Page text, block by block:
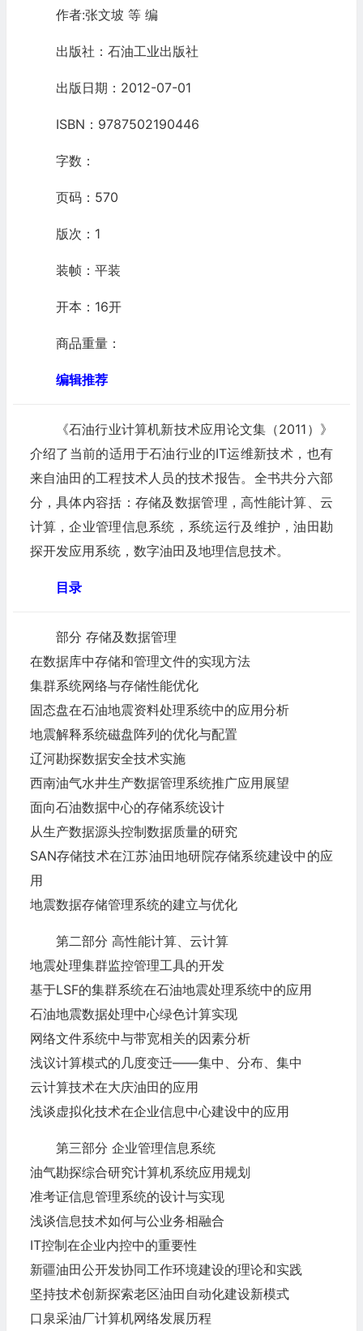
作者:张文坡 等 编
出版社：石油工业出版社
出版日期：2012-07-01
ISBN：9787502190446
字数：
页码：570
版次：1
装帧：平装
开本：16开
商品重量：
编辑推荐
《石油行业计算机新技术应用论文集（2011）》
介绍了当前的适用于石油行业的IT运维新技术，也有
来自油田的工程技术人员的技术报告。全书共分六部
分，具体内容括：存储及数据管理，高性能计算、云
计算，企业管理信息系统，系统运行及维护，油田勘
探开发应用系统，数字油田及地理信息技术。
目录
部分 存储及数据管理
在数据库中存储和管理文件的实现方法
集群系统网络与存储性能优化
固态盘在石油地震资料处理系统中的应用分析
地震解释系统磁盘阵列的优化与配置
辽河勘探数据安全技术实施
西南油气水井生产数据管理系统推广应用展望
面向石油数据中心的存储系统设计
从生产数据源头控制数据质量的研究
SAN存储技术在江苏油田地研院存储系统建设中的应
用
地震数据存储管理系统的建立与优化
第二部分 高性能计算、云计算
地震处理集群监控管理工具的开发
基于LSF的集群系统在石油地震处理系统中的应用
石油地震数据处理中心绿色计算实现
网络文件系统中与带宽相关的因素分析
浅议计算模式的几度变迁——集中、分布、集中
云计算技术在大庆油田的应用
浅谈虚拟化技术在企业信息中心建设中的应用
第三部分 企业管理信息系统
油气勘探综合研究计算机系统应用规划
准考证信息管理系统的设计与实现
浅谈信息技术如何与公业务相融合
IT控制在企业内控中的重要性
新疆油田公开发协同工作环境建设的理论和实践
坚持技术创新探索老区油田自动化建设新模式
口泉采油厂计算机网络发展历程